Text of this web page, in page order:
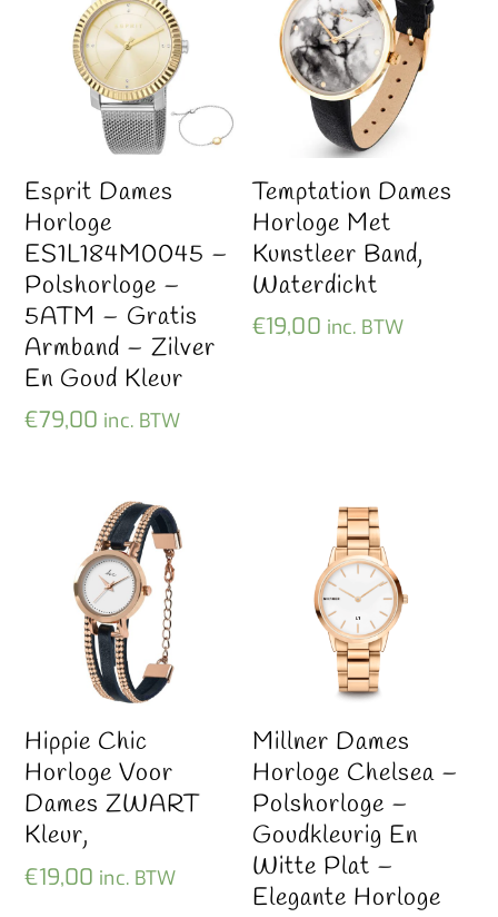
Esprit Dames
Horloge
ES1L184M0045 –
Polshorloge –
5ATM – Gratis
Armband – Zilver
En Goud Kleur
€79,00 inc. BTW
Temptation Dames
Horloge Met
Kunstleer Band,
Waterdicht
€19,00 inc. BTW
Hippie Chic
Horloge Voor
Dames ZWART
Kleur,
€19,00 inc. BTW
Millner Dames
Horloge Chelsea –
Polshorloge –
Goudkleurig En
Witte Plat –
Elegante Horloge